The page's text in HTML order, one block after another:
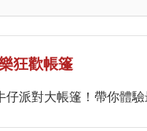
狂歡帳篷
派對大帳篷！帶你體